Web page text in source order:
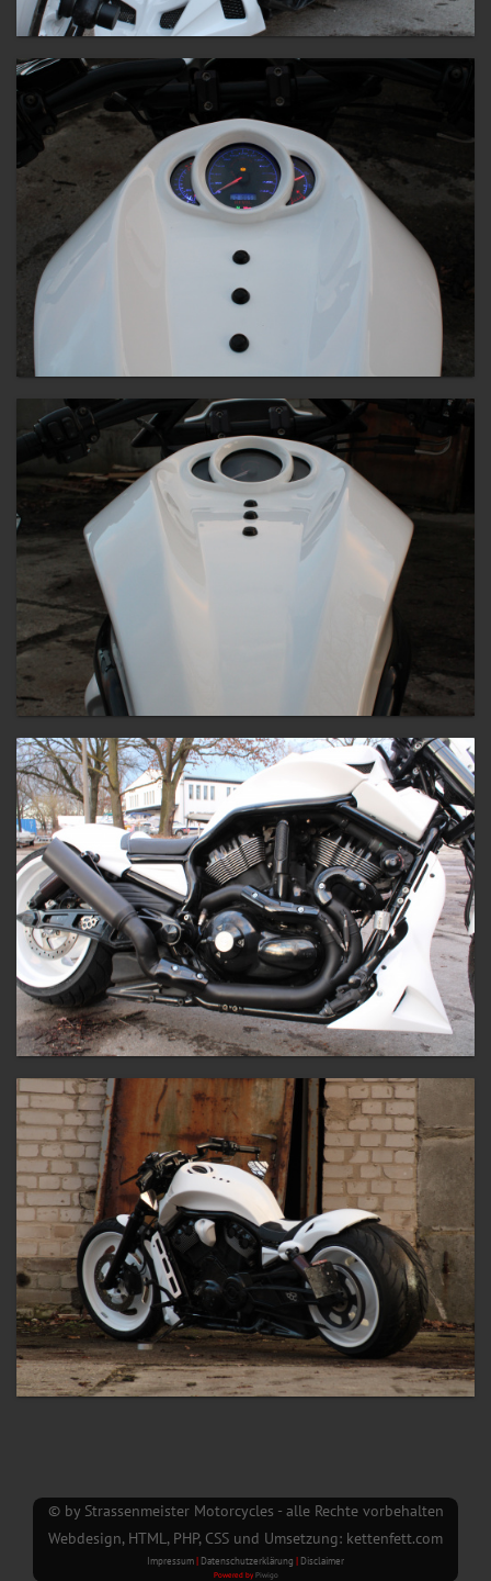
© by Strassenmeister Motorcycles - alle Rechte vorbehalten
Webdesign, HTML, PHP, CSS und Umsetzung: kettenfett.com
Impressum| Datenschutzerklärung | Disclaimer
Powered by Piwigo